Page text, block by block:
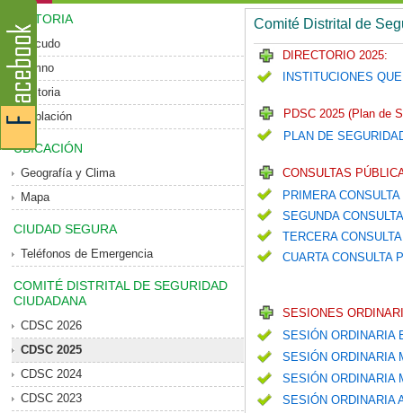
HISTORIA
Escudo
Himno
Historia
Población
UBICACIÓN
Geografía y Clima
Mapa
CIUDAD SEGURA
Teléfonos de Emergencia
COMITÉ DISTRITAL DE SEGURIDAD
CIUDADANA
CDSC 2026
CDSC 2025
CDSC 2024
CDSC 2023
Comité Distrital de
DIRECTORIO 2025:
INSTITUCIONES
PDSC 2025 (Plan de
PLAN DE
CONSULTAS
PRIMERA
SEGUNDA
TERCERA
CUARTA CONSULTA
SESIONES
SESIÓN ORDINARIA
SESIÓN ORDINARIA
SESIÓN ORDINARIA
SESIÓN ORDINARIA